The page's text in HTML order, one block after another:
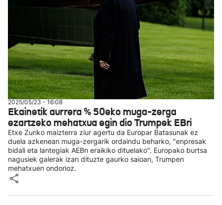
2025/05/23 - 16:08
Ekainetik aurrera % 50eko muga-zerga
ezartzeko mehatxua egin dio Trumpek EBri
Etxe Zuriko maizterra ziur agertu da Europar Batasunak ez
duela azkenean muga-zergarik ordaindu beharko, "enpresak
bidali eta lantegiak AEBn eraikiko dituelako". Europako burtsa
nagusiek galerak izan dituzte gaurko saioan, Trumpen
mehatxuen ondorioz.